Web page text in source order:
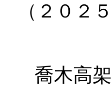
（２０２
喬木高